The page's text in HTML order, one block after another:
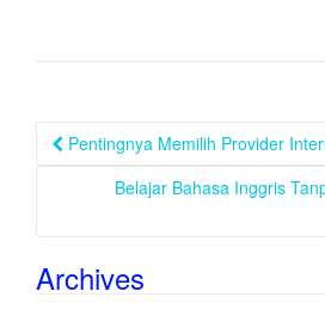
Post
navigation
Pentingnya Memilih Provider
Belajar Bahasa Inggris
Archives